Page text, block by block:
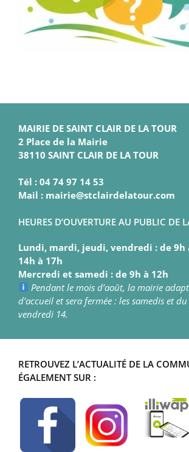
MAIRIE DE SAINT CLAIR DE LA TOUR
2 Place de la Mairie
38110 SAINT CLAIR DE LA TOUR
Tél : 04 74 97 14 53
Mail : mairie@stclairdelatour.com
HEURES D’OUVERTURE AU PUBLIC DE
Lundi, mardi, jeudi, vendredi : de 9h
14h à 17h
Mercredi et samedi : de 9h à 12h
Pendant le mois d’août, la mairie
d’accueil et sera fermée : les samedis et
vendredi 14.
RETROUVEZ L’ACTUALITÉ DE LA
ÉGALEMENT SUR :